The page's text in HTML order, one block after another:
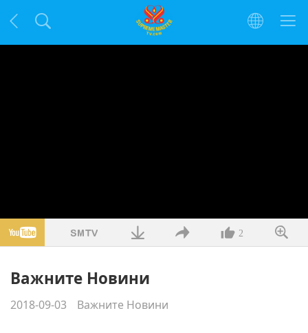
2
Важните Новини
2018-09-03 Важните Новини